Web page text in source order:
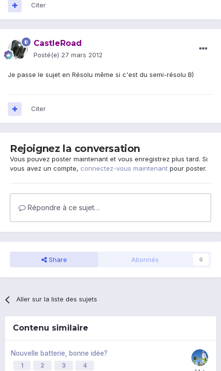
Citer
CastleRoad
Posté(e) 27 mars 2012
Je passe le sujet en Résolu même si c'est du semi-résolu B)
Citer
Rejoignez la conversation
Vous pouvez poster maintenant et vous enregistrez plus tard. Si
vous avez un compte, connectez-vous maintenant pour poster.
Répondre à ce sujet…
Share Abonnés 0
Aller sur la liste des sujets
Contenu similaire
Nouvelle batterie, bonne idée?
1 2 3 4